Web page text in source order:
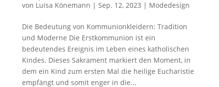
von Luisa Könemann | Sep. 12, 2023 | Modedesign
Die Bedeutung von Kommunionkleidern: Tradition
und Moderne Die Erstkommunion ist ein
bedeutendes Ereignis im Leben eines katholischen
Kindes. Dieses Sakrament markiert den Moment, in
dem ein Kind zum ersten Mal die heilige Eucharistie
empfängt und somit enger in die...